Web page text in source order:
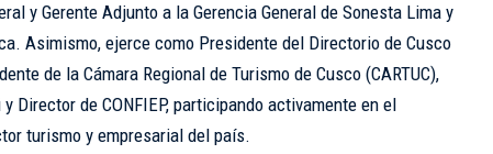
y Gerente Adjunto a la Gerencia General de Sonesta Lima y
Asimismo, ejerce como Presidente del Directorio de Cusco
de la Cámara Regional de Turismo de Cusco (CARTUC),
Director de CONFIEP, participando activamente en el
turismo y empresarial del país.